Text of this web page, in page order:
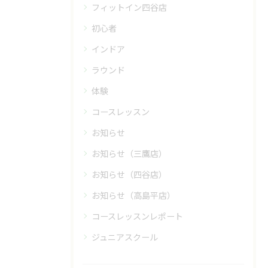
フィットイン四谷店
初心者
インドア
ラウンド
体験
コースレッスン
お知らせ
お知らせ（三鷹店）
お知らせ（四谷店）
お知らせ（高島平店）
コースレッスンレポート
ジュニアスクール